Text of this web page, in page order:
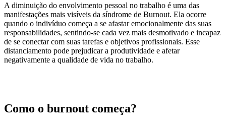
A diminuição do envolvimento pessoal no trabalho é uma das
manifestações mais visíveis da síndrome de Burnout. Ela ocorre
quando o indivíduo começa a se afastar emocionalmente das suas
responsabilidades, sentindo-se cada vez mais desmotivado e incapaz
de se conectar com suas tarefas e objetivos profissionais. Esse
distanciamento pode prejudicar a produtividade e afetar
negativamente a qualidade de vida no trabalho.
Como o burnout começa?